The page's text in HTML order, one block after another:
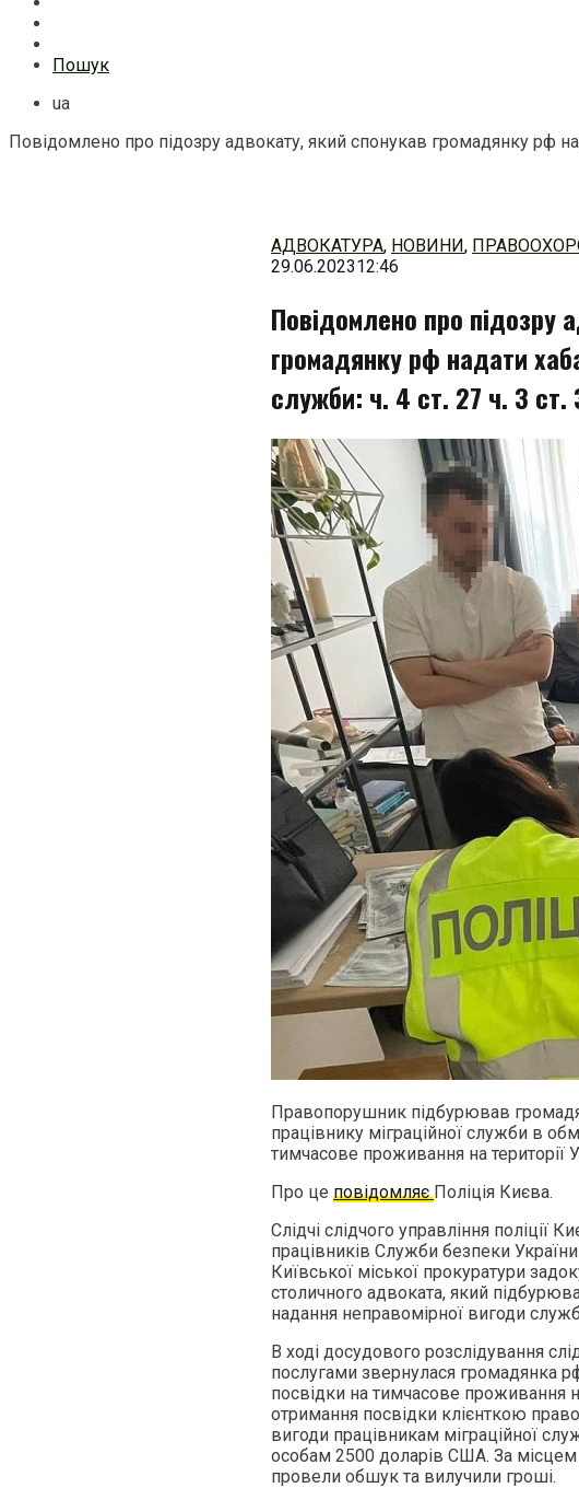
Пошук
ua
Повідомлено про підозру адвокату, який спонукав громадянку рф
АДВОКАТУРА, НОВИНИ,
29.06.202312:46
Повідомлено про підозру
громадянку рф надати
служби: ч. 4 ст. 27 ч. 3
Правопорушник підбурював
працівнику міграційної служби в
тимчасове проживання на території
Про це повідомляєПоліція Києва.
Слідчі слідчого управління поліції
працівників Служби безпеки
Київської міської прокуратури
столичного адвоката, який
надання неправомірної вигоди
В ході досудового розслідування
послугами звернулася громадянка
посвідки на тимчасове проживання
отримання посвідки клієнткою
вигоди працівникам міграційної
особам 2500 доларів США. За
провели обшук та вилучили гроші.